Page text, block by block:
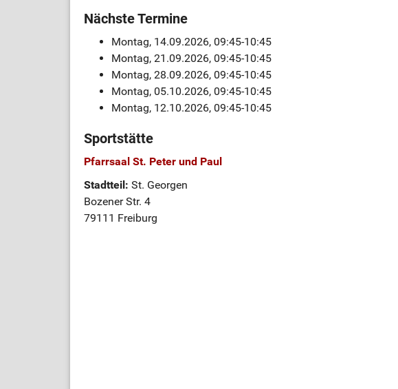
Nächste Termine
Montag, 14.09.2026, 09:45-10:45
Montag, 21.09.2026, 09:45-10:45
Montag, 28.09.2026, 09:45-10:45
Montag, 05.10.2026, 09:45-10:45
Montag, 12.10.2026, 09:45-10:45
Sportstätte
Pfarrsaal St. Peter und Paul
Stadtteil: St. Georgen
Bozener Str. 4
79111 Freiburg